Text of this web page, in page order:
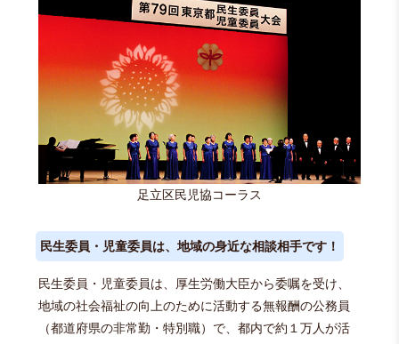
足立区民児協コーラス
民生委員・児童委員は、地域の身近な相談相手です！
民生委員・児童委員は、厚生労働大臣から委嘱を受け、
地域の社会福祉の向上のために活動する無報酬の公務員
（都道府県の非常勤・特別職）で、都内で約１万人が活